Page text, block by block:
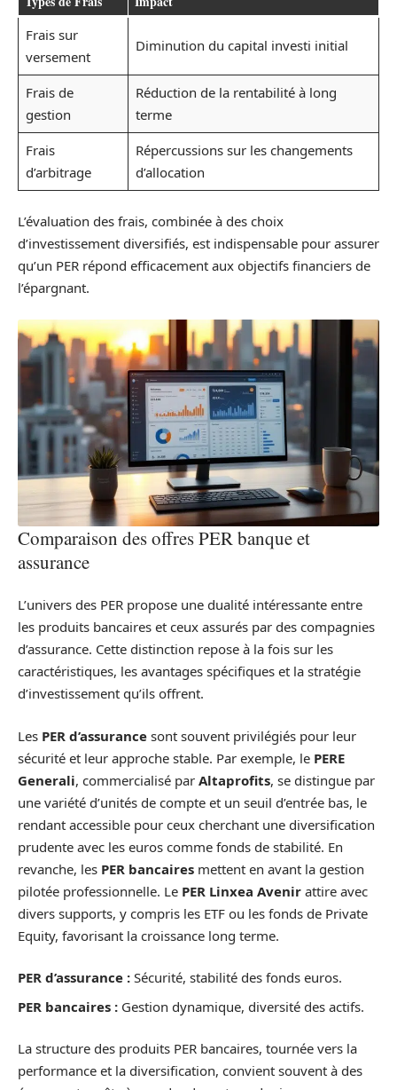
Frais sur
versement
Diminution du capital investi initial
Frais de
gestion
Réduction de la rentabilité à long
terme
Frais
d’arbitrage
Répercussions sur les changements
d’allocation
L’évaluation des frais, combinée à des choix
d’investissement diversifiés, est indispensable pour assurer
qu’un PER répond efficacement aux objectifs financiers de
l’épargnant.
Comparaison des offres PER banque et
assurance
L’univers des PER propose une dualité intéressante entre
les produits bancaires et ceux assurés par des compagnies
d’assurance. Cette distinction repose à la fois sur les
caractéristiques, les avantages spécifiques et la stratégie
d’investissement qu’ils offrent.
Les PER d’assurance sont souvent privilégiés pour leur
sécurité et leur approche stable. Par exemple, le PERE
Generali, commercialisé par Altaprofits, se distingue par
une variété d’unités de compte et un seuil d’entrée bas, le
rendant accessible pour ceux cherchant une diversification
prudente avec les euros comme fonds de stabilité. En
revanche, les PER bancaires mettent en avant la gestion
pilotée professionnelle. Le PER Linxea Avenir attire avec
divers supports, y compris les ETF ou les fonds de Private
Equity, favorisant la croissance long terme.
PER d’assurance : Sécurité, stabilité des fonds euros.
PER bancaires : Gestion dynamique, diversité des actifs.
La structure des produits PER bancaires, tournée vers la
performance et la diversification, convient souvent à des